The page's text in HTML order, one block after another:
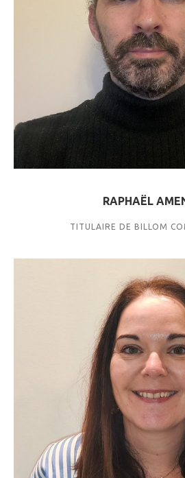
RAPHAËL
TITULAIRE DE BILLOM